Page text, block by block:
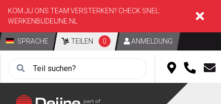
KOM JIJ ONS TEAM VERSTERKEN? CHECK SNEL:
WERKENBIJDEIJNE.NL
SPRACHE TEILEN 0 ANMELDUNG